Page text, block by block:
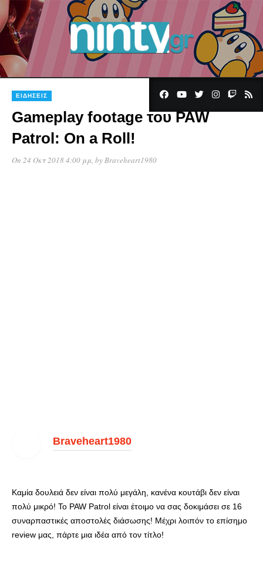
ΕΙΔΉΣΕΙΣ 3
Gameplay footage του PAW
Patrol: On a Roll!
On 24 Οκτ 2018 4:00 μμ , by Braveheart1980
Braveheart1980
Καμία δουλειά δεν είναι πολύ μεγάλη, κανένα κουτάβι δεν είναι
πολύ μικρό! Το PAW Patrol είναι έτοιμο να σας δοκιμάσει σε 16
συναρπαστικές αποστολές διάσωσης! Μέχρι λοιπόν το επίσημο
review μας, πάρτε μια ιδέα από τον τίτλο!